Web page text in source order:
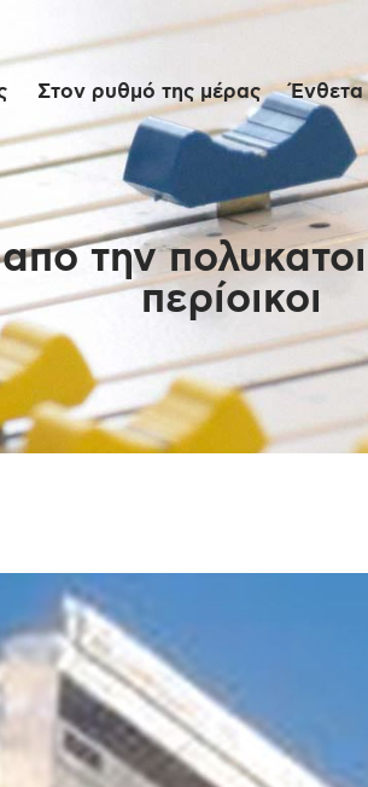
Στον ρυθμό της μέρας Ένθετα
την
περίοικοι
ρυθμό της
Live